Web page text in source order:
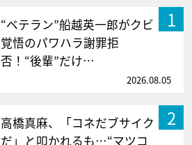
1
“ベテラン”船越英一郎がクビ
覚悟のパワハラ謝罪拒
否！“後輩”だけ…
2026.08.05
2
高橋真麻、「コネだブサイク
だ」と叩かれるも…“マツコ